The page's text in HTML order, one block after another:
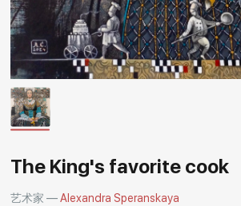
The King's favorite cook
艺术家 —Alexandra Speranskaya